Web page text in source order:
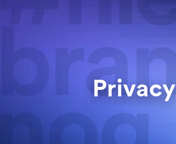
Privacy